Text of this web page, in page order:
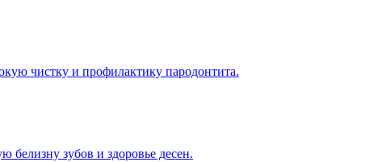
чистку и профилактику пародонтита.
белизну зубов и здоровье десен.